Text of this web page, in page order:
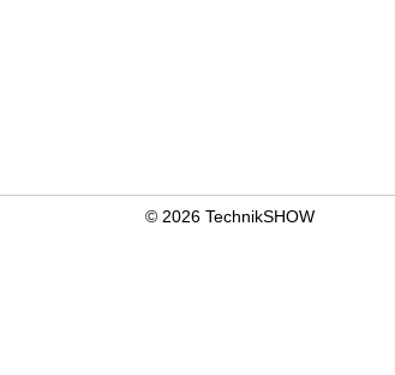
© 2026 TechnikSHOW